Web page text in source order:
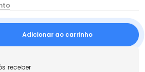
Adicionar ao carrinho
receber